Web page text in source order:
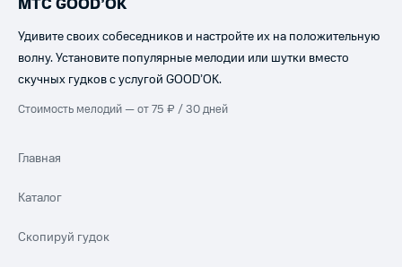
МТС GOOD’OK
Удивите своих собеседников и настройте их на положительную
волну. Установите популярные мелодии или шутки вместо
скучных гудков с услугой GOOD’OK.
Стоимость мелодий — от 75 ₽ / 30 дней
Главная
Каталог
Скопируй гудок